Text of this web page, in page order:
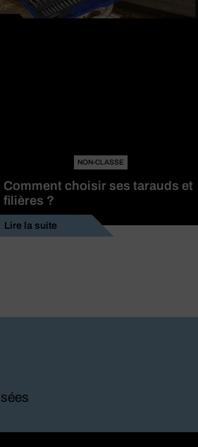
NON-CLASSE
Comment choisir ses tarauds et
filières ?
Lire la suite